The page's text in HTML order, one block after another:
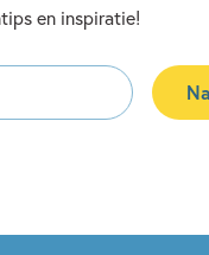
en inspiratie!